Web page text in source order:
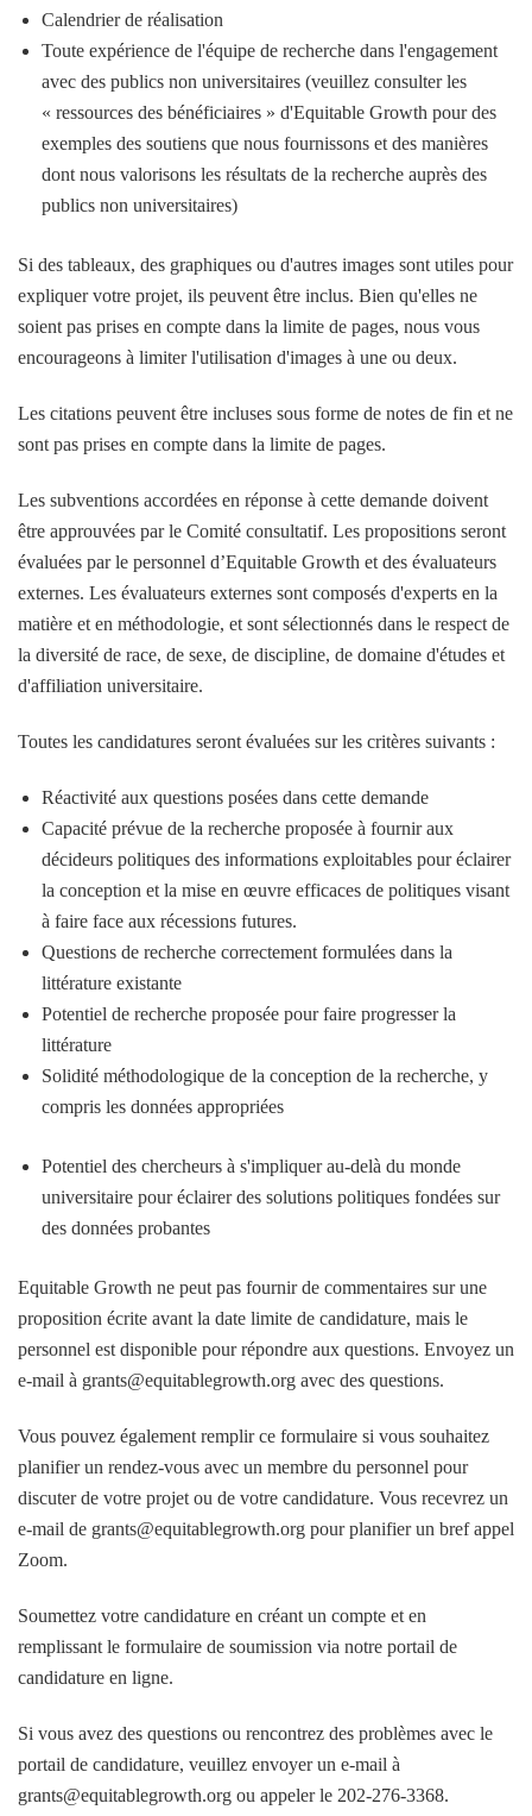
Calendrier de réalisation
Toute expérience de l'équipe de recherche dans l'engagement
avec des publics non universitaires (veuillez consulter les
« ressources des bénéficiaires » d'Equitable Growth pour des
exemples des soutiens que nous fournissons et des manières
dont nous valorisons les résultats de la recherche auprès des
publics non universitaires)
Si des tableaux, des graphiques ou d'autres images sont utiles pour
expliquer votre projet, ils peuvent être inclus. Bien qu'elles ne
soient pas prises en compte dans la limite de pages, nous vous
encourageons à limiter l'utilisation d'images à une ou deux.
Les citations peuvent être incluses sous forme de notes de fin et ne
sont pas prises en compte dans la limite de pages.
Les subventions accordées en réponse à cette demande doivent
être approuvées par le Comité consultatif. Les propositions seront
évaluées par le personnel d’Equitable Growth et des évaluateurs
externes. Les évaluateurs externes sont composés d'experts en la
matière et en méthodologie, et sont sélectionnés dans le respect de
la diversité de race, de sexe, de discipline, de domaine d'études et
d'affiliation universitaire.
Toutes les candidatures seront évaluées sur les critères suivants :
Réactivité aux questions posées dans cette demande
Capacité prévue de la recherche proposée à fournir aux
décideurs politiques des informations exploitables pour éclairer
la conception et la mise en œuvre efficaces de politiques visant
à faire face aux récessions futures.
Questions de recherche correctement formulées dans la
littérature existante
Potentiel de recherche proposée pour faire progresser la
littérature
Solidité méthodologique de la conception de la recherche, y
compris les données appropriées
Potentiel des chercheurs à s'impliquer au-delà du monde
universitaire pour éclairer des solutions politiques fondées sur
des données probantes
Equitable Growth ne peut pas fournir de commentaires sur une
proposition écrite avant la date limite de candidature, mais le
personnel est disponible pour répondre aux questions. Envoyez un
e-mail à grants@equitablegrowth.org avec des questions.
Vous pouvez également remplir ce formulaire si vous souhaitez
planifier un rendez-vous avec un membre du personnel pour
discuter de votre projet ou de votre candidature. Vous recevrez un
e-mail de grants@equitablegrowth.org pour planifier un bref appel
Zoom.
Soumettez votre candidature en créant un compte et en
remplissant le formulaire de soumission via notre portail de
candidature en ligne.
Si vous avez des questions ou rencontrez des problèmes avec le
portail de candidature, veuillez envoyer un e-mail à
grants@equitablegrowth.org ou appeler le 202-276-3368.